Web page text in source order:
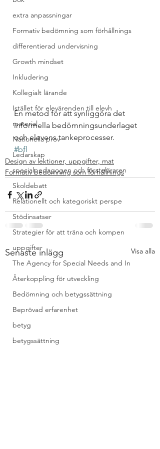
extra anpassningar
Formativ bedömning som förhållnings
differentierad undervisning
Growth mindset
Inkludering
Kollegialt lärande
Istället för elevärenden till elevh
material
Nationella prov
Ledarskap
specialpedagogen och försteläraren
Skoldebatt
Relationellt och kategoriskt perspe
Stödinsatser
Strategier för att träna och kompen
uppgifter
The Agency for Special Needs and In
Återkoppling för utveckling
Bedömning och betygssättning
Beprövad erfarenhet
betyg
betygssättning
En metod för att synliggöra det
informella bedömningsunderlaget
och elevens tankeprocesser.
#bfl
Design av lektioner, uppgifter, mat
Formativ bedömning som förhållnings
Senaste inlägg Visa alla